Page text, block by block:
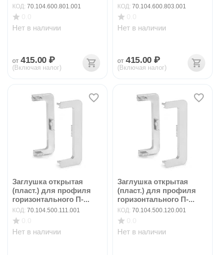
КОД: 70.104.600.801.001
Нет в наличии
от 415.00 ₽
(Включая налог)
КОД: 70.104.600.803.001
Нет в наличии
от 415.00 ₽
(Включая налог)
Заглушка открытая
(пласт.) для профиля
горизонтального П-...
КОД: 70.104.500.111.001
Нет в наличии
Заглушка открытая
(пласт.) для профиля
горизонтального П-...
КОД: 70.104.500.120.001
Нет в наличии